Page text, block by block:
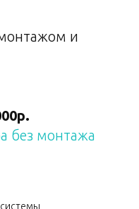
и
без монтажа